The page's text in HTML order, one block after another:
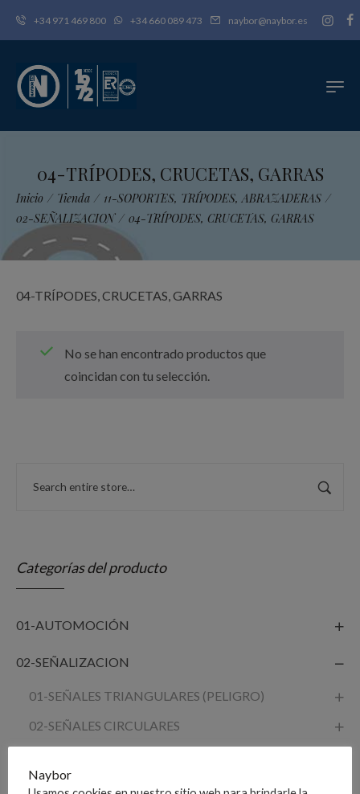
+34 971 469 800 +34 660 089 473 naybor@naybor.es
04-TRÍPODES, CRUCETAS, GARRAS
Inicio / Tienda / 11-SOPORTES, TRÍPODES, ABRAZADERAS /
02-SEÑALIZACION / 04-TRÍPODES, CRUCETAS, GARRAS
Categorías del producto
01-AUTOMOCIÓN
02-SEÑALIZACION
01-SEÑALES TRIANGULARES (PELIGRO)
02-SEÑALES CIRCULARES
04-SEÑALES CUADRADAS
04-TRÍPODES, CRUCETAS, GARRAS
No se han encontrado productos que
coincidan con tu selección.
Naybor